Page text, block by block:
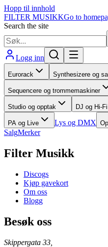
Hopp til innhold
FILTER MUSIKKGo to
Search the site
Logg inn
Eurorack Synthesizere og
Sequencere og trommemaskiner
Studio og opptak DJ og Hi-Fi
PA og Live Lys og DMX
SalgMerker
Filter Musikk
Discogs
Kjøp gavekort
Om oss
Blogg
Besøk oss
Skippergata 33,